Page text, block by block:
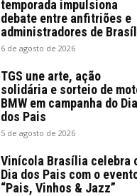
temporada impulsiona
debate entre anfitriões e
administradores de
6 de agosto de 2026
TGS une arte, ação
solidária e sorteio de
BMW em campanha do Dia
dos Pais
5 de agosto de 2026
Vinícola Brasília celebra
Dia dos Pais com o
“Pais, Vinhos & Jazz”